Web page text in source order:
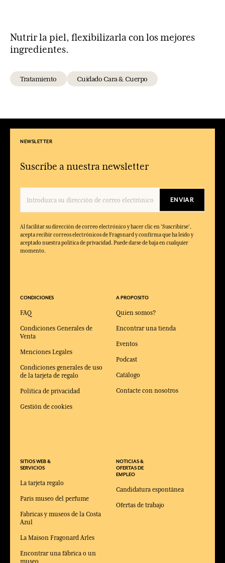
Nutrir la piel, flexibilizarla con los mejores
ingredientes.
Tratamiento Cuidado Cara & Cuerpo
NEWSLETTER
Suscríbe a nuestra newsletter
ENVIAR
Al facilitar su dirección de correo electrónico y hacer clic en 'Suscribirse',
acepta recibir correos electrónicos de Fragonard y confirma que ha leído y
aceptado nuestra política de privacidad. Puede darse de baja en cualquier
momento.
CONDICIONES
FAQ
Condiciones Generales de
Venta
Menciones Legales
Condiciones generales de uso
de la tarjeta de regalo
Política de privacidad
Gestión de cookies
SITIOS WEB &
SERVICIOS
La tarjeta regalo
Paris museo del perfume
Fabricas y museos de la Costa
Azul
La Maison Fragonard Arles
Encontrar una fábrica o un
museo
A PROPOSITO
Quien somos?
Encontrar una tienda
Eventos
Podcast
Catálogo
Contacte con nosotros
NOTICIAS &
OFERTAS DE
EMPLEO
Candidatura espontánea
Ofertas de trabajo